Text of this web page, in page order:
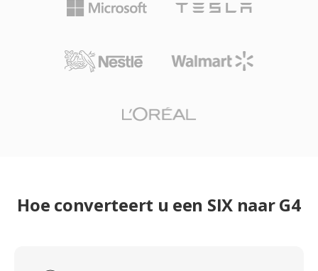
Hoe converteert u een SIX naar G4